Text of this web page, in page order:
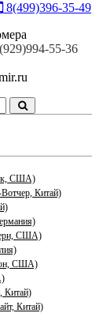
8(499)396-35-49
55-36
США)
Китай)
США)
США)
Китай)
Китай)